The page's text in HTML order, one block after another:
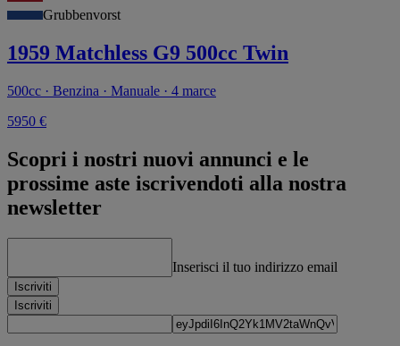
Grubbenvorst
1959 Matchless G9 500cc Twin
500cc · Benzina · Manuale · 4 marce
5950 €
Scopri i nostri nuovi annunci e le
prossime aste iscrivendoti alla nostra
newsletter
Inserisci il tuo indirizzo email
Iscriviti
Iscriviti